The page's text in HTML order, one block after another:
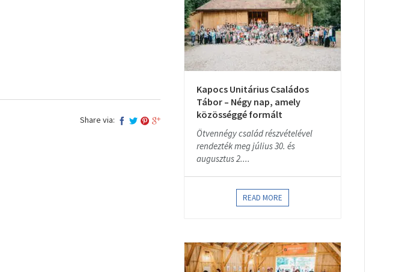
Share via:
Kapocs Unitárius Családos
Tábor – Négy nap, amely
közösséggé formált
Ötvennégy család részvételével
rendezték meg július 30. és
augusztus 2....
READ MORE